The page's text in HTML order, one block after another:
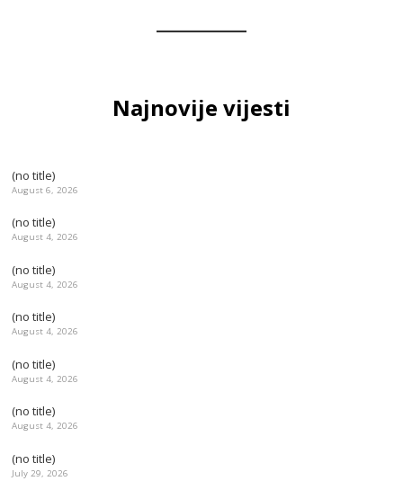
Najnovije vijesti
(no title)
August 6, 2026
(no title)
August 4, 2026
(no title)
August 4, 2026
(no title)
August 4, 2026
(no title)
August 4, 2026
(no title)
August 4, 2026
(no title)
July 29, 2026